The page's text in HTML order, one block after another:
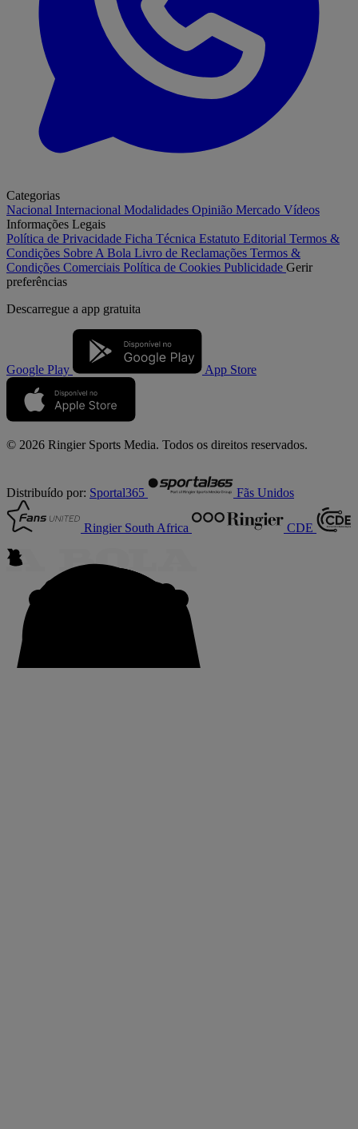
Categorias
Nacional Internacional Modalidades Opinião Mercado Vídeos
Informações Legais
Política de Privacidade Ficha Técnica Estatuto Editorial Termos &
Condições Sobre A Bola Livro de Reclamações Termos &
Condições Comerciais Política de Cookies Publicidade Gerir
preferências
Descarregue a app gratuita
Google Play App Store
© 2026 Ringier Sports Media. Todos os direitos reservados.
Distribuído por: Sportal365 Fãs Unidos
Ringier South Africa CDE